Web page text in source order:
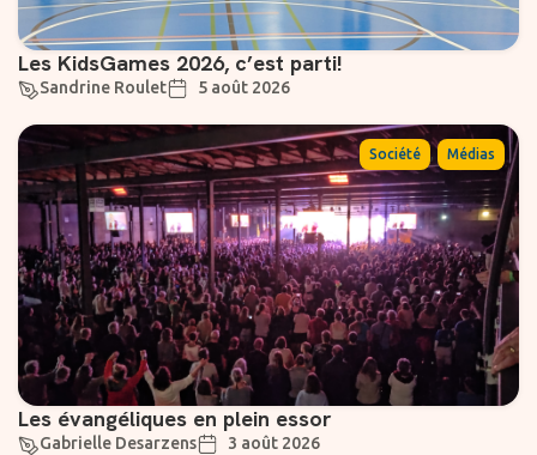
Les KidsGames 2026, c’est parti!
Sandrine Roulet 5 août 2026
Société , Médias
Les évangéliques en plein essor
Gabrielle Desarzens 3 août 2026